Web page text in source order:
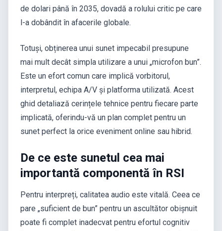
de dolari până în 2035, dovadă a rolului critic pe care
l-a dobândit în afacerile globale.
Totuși, obținerea unui sunet impecabil presupune
mai mult decât simpla utilizare a unui „microfon bun”.
Este un efort comun care implică vorbitorul,
interpretul, echipa A/V și platforma utilizată. Acest
ghid detaliază cerințele tehnice pentru fiecare parte
implicată, oferindu-vă un plan complet pentru un
sunet perfect la orice eveniment online sau hibrid.
De ce este sunetul cea mai
importantă componentă în RSI
Pentru interpreți, calitatea audio este vitală. Ceea ce
pare „suficient de bun” pentru un ascultător obișnuit
poate fi complet inadecvat pentru efortul cognitiv